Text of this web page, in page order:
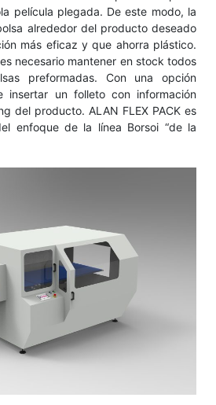
película plegada. De este modo, la
alrededor del producto deseado
más eficaz y que ahorra plástico.
necesario mantener en stock todos
preformadas. Con una opción
insertar un folleto con información
del producto. ALAN FLEX PACK es
enfoque de la línea Borsoi “de la